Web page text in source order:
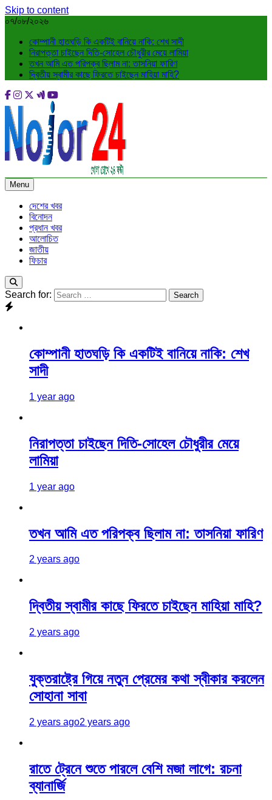
Skip to content
০৭/০৮/২০২৬
কোম্পানী হাতঘড়ি কি একটিই বানিয়ে নাকি: শেখ সাদী
নিরাপত্তা চাইছেন দিতি-সোহেল চৌধুরীর মেয়ে লামিয়া
তখন আমি এত পরিপক্ব ছিলাম না: তাসনিয়া ফারিণ
দ্বিতীয় স্বামীর কাছে ফিরতে চাইছেন মাহিয়া মাহি?
Menu
দেশের খবর
বিনোদন
প্রধান খবর
আলোচিত
জাতীয়
ফিচার
Search for:
কোম্পানী হাতঘড়ি কি একটিই বানিয়ে নাকি: শেখ
সাদী
1 year ago
নিরাপত্তা চাইছেন দিতি-সোহেল চৌধুরীর মেয়ে
লামিয়া
1 year ago
তখন আমি এত পরিপক্ব ছিলাম না: তাসনিয়া ফারিণ
2 years ago
দ্বিতীয় স্বামীর কাছে ফিরতে চাইছেন মাহিয়া মাহি?
2 years ago
যুক্তরাষ্ট্রে গিয়ে নতুন প্রেমের কথা স্বীকার করলেন
সোহানা সাবা
2 years ago2 years ago
রাতে ট্রেনে শুতে পারলে বেশি মজা লাগে: রচনা
ব্যানার্জি